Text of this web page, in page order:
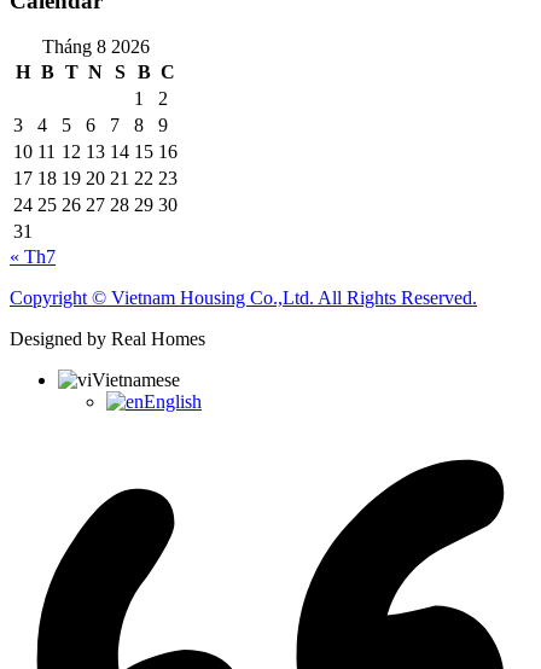
Tháng 8 2026
H B T N S B C
1
2
3
4 5 6 7 8
9
10 11 12 13 14 15 16
17 18 19 20 21 22 23
24 25 26 27 28 29 30
31
« Th7
Copyright © Vietnam Housing Co.,Ltd. All Rights Reserved.
Designed by Real Homes
Vietnamese
English